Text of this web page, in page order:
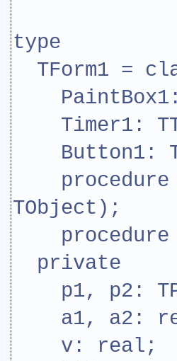
type
TForm1 =
PaintBox1:
Timer1:
Button1:
procedure
TObject);
procedure
private
p1, p2:
a1, a2:
v: real;